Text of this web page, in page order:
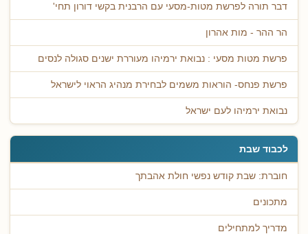
דבר תורה לפרשת מטות-מסעי עם הרבנית בקשי דורון תחי'
הר ההר - מות אהרון
פרשת מטות מסעי : נבואת ירמיהו מעוררת ישנים סגולה לנסים
פרשת פנחס- הוראות משמים לבחירת מנהיג הראוי לישראל
נבואת ירמיהו לעם ישראל
לכבוד שבת
חוברת: שבת קודש נפשי חולת אהבתך
מתכונים
מדריך למתחילים